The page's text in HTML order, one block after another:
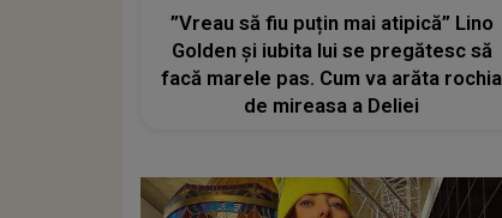
”Vreau să fiu puțin mai atipică” Lino
Golden și iubita lui se pregătesc să
facă marele pas. Cum va arăta rochia
de mireasa a Deliei